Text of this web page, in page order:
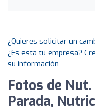
¿Quieres solicitar un
¿Es esta tu empresa?
su información
Fotos de
Parada,